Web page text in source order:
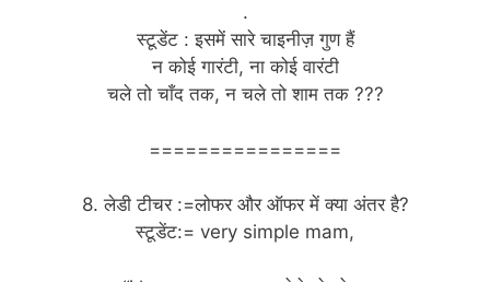
.
स्टूडेंट : इसमें सारे चाइनीज़ गुण हैं
न कोई गारंटी, ना कोई वारंटी
चले तो चाँद तक, न चले तो शाम तक ???
================
8. लेडी टीचर :=लोफर और ऑफर में क्या अंतर है?
स्टूडेंट:= very simple mam,